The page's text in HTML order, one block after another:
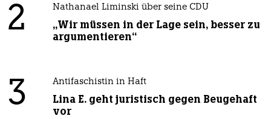
2 Nathanael Liminski über seine CDU
„Wir müssen in der Lage sein, besser zu
argumentieren“
3 Antifaschistin in Haft
Lina E. geht juristisch gegen Beugehaft
vor